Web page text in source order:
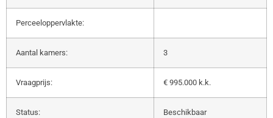
Perceeloppervlakte:
Aantal kamers: 3
Vraagprijs: € 995.000 k.k.
Status: Beschikbaar